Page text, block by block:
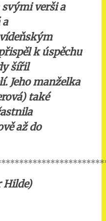
svými verši a
a
k úspěchu
šířil
Jeho manželka
také
až do
Hilde)